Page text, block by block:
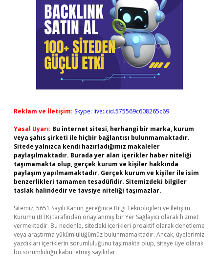
Reklam ve İletişim: Skype: live:.cid.575569c608265c69
Yasal Uyarı: Bu internet sitesi, herhangi bir marka, kurum
veya şahıs şirketi ile hiçbir bağlantısı bulunmamaktadır.
Sitede yalnızca kendi hazırladığımız makaleler
paylaşılmaktadır. Burada yer alan içerikler haber niteliği
taşımamakta olup, gerçek kurum ve kişiler hakkında
paylaşım yapılmamaktadır. Gerçek kurum ve kişiler ile isim
benzerlikleri tamamen tesadüfidir. Sitemizdeki bilgiler
taslak halindedir ve tavsiye niteliği taşımazlar.
Sitemiz, 5651 Sayılı Kanun gereğince Bilgi Teknolojileri ve İletişim
Kurumu (BTK) tarafından onaylanmış bir Yer Sağlayıcı olarak hizmet
vermektedir. Bu nedenle, sitedeki içerikleri proaktif olarak denetleme
veya araştırma yükümlülüğümüz bulunmamaktadır. Ancak, üyelerimiz
yazdıkları içeriklerin sorumluluğunu taşımakta olup, siteye üye olarak
bu sorumluluğu kabul etmiş sayılırlar.